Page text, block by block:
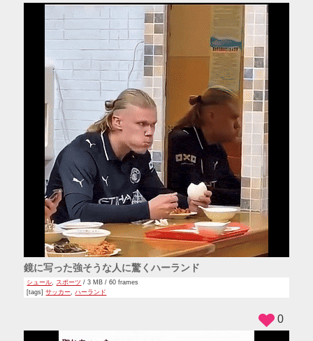
鏡に写った強そうな人に驚くハーランド
シュール スポーツ / 3 MB / 60 frames
[tags]サッカー,ハーランド
0